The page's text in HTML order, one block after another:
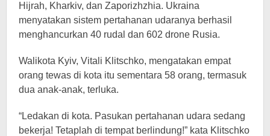
Hijrah, Kharkiv, dan Zaporizhzhia. Ukraina
menyatakan sistem pertahanan udaranya berhasil
menghancurkan 40 rudal dan 602 drone Rusia.
Walikota Kyiv, Vitali Klitschko, mengatakan empat
orang tewas di kota itu sementara 58 orang, termasuk
dua anak-anak, terluka.
“Ledakan di kota. Pasukan pertahanan udara sedang
bekerja! Tetaplah di tempat berlindung!” kata Klitschko